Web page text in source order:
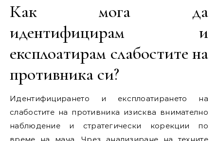
Как мога да
идентифицирам и
експлоатирам слабостите на
противника си?
Идентифицирането и експлоатирането на
слабостите на противника изисква внимателно
наблюдение и стратегически корекции по
време на мача. Чрез анализиране на техните